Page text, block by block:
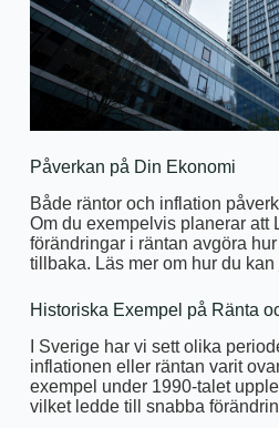
Påverkan på Din Ekonomi
Både räntor och inflation
Om du exempelvis planerar att
förändringar i räntan avgöra
tillbaka. Läs mer om hur du kan
Historiska Exempel på Ränta
I Sverige har vi sett olika
inflationen eller räntan varit
exempel under 1990-talet
vilket ledde till snabba